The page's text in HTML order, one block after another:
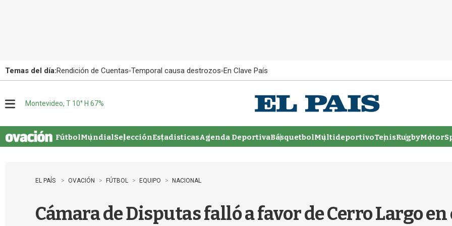
Temas del día:Rendición de Cuentas Temporal causa destrozos En Clave País
u
Montevideo, T 10° H 67%
FútbolMundialSelecciónEstadisticasAgenda DeportivaBásquetbolMultideportivoTenisRugby
EL PAÍS OVACIÓN FÚTBOL EQUIPO NACIONAL
Cámara de Disputas falló a favor de Cerro Largo